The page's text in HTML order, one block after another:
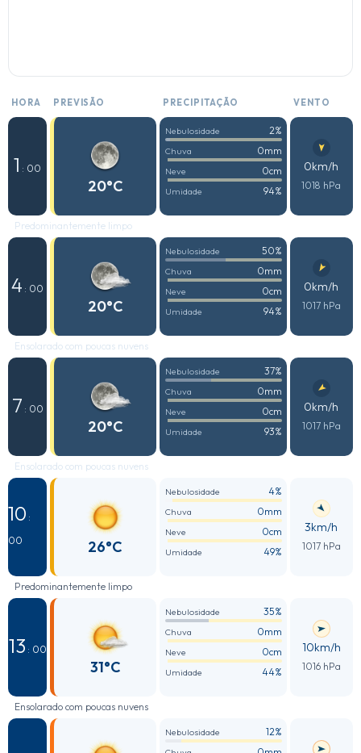
HORA PREVISÃO PRECIPITAÇÃO VENTO
1 : 00
20°C
Nebulosidade 2%
Chuva 0mm
Neve 0cm
Umidade 94%
0km/h
1018 hPa
Predominantemente limpo
4 : 00
20°C
Nebulosidade 50%
Chuva 0mm
Neve 0cm
Umidade 94%
0km/h
1017 hPa
Ensolarado com poucas nuvens
7 : 00
20°C
Nebulosidade 37%
Chuva 0mm
Neve 0cm
Umidade 93%
0km/h
1017 hPa
Ensolarado com poucas nuvens
10 :
00
26°C
Nebulosidade 4%
Chuva 0mm
Neve 0cm
Umidade 49%
3km/h
1017 hPa
Predominantemente limpo
13 : 00
31°C
Nebulosidade 35%
Chuva 0mm
Neve 0cm
Umidade 44%
10km/h
1016 hPa
Ensolarado com poucas nuvens
Nebulosidade 12%